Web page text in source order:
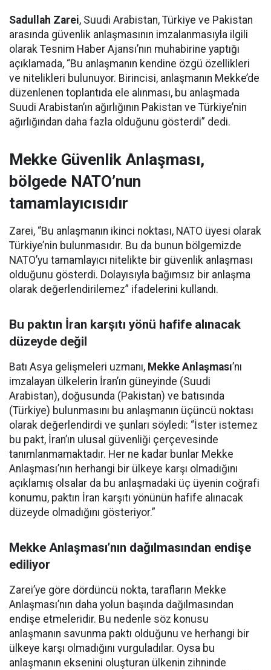
Sadullah Zarei, Suudi Arabistan, Türkiye ve Pakistan
arasında güvenlik anlaşmasının imzalanmasıyla ilgili
olarak Tesnim Haber Ajansı’nın muhabirine yaptığı
açıklamada, “Bu anlaşmanın kendine özgü özellikleri
ve nitelikleri bulunuyor. Birincisi, anlaşmanın Mekke’de
düzenlenen toplantıda ele alınması, bu anlaşmada
Suudi Arabistan’ın ağırlığının Pakistan ve Türkiye’nin
ağırlığından daha fazla olduğunu gösterdi” dedi.
Mekke Güvenlik Anlaşması,
bölgede NATO’nun
tamamlayıcısıdır
Zarei, “Bu anlaşmanın ikinci noktası, NATO üyesi olarak
Türkiye’nin bulunmasıdır. Bu da bunun bölgemizde
NATO’yu tamamlayıcı nitelikte bir güvenlik anlaşması
olduğunu gösterdi. Dolayısıyla bağımsız bir anlaşma
olarak değerlendirilemez” ifadelerini kullandı.
Bu paktın İran karşıtı yönü hafife alınacak
düzeyde değil
Batı Asya gelişmeleri uzmanı, Mekke Anlaşması’nı
imzalayan ülkelerin İran’ın güneyinde (Suudi
Arabistan), doğusunda (Pakistan) ve batısında
(Türkiye) bulunmasını bu anlaşmanın üçüncü noktası
olarak değerlendirdi ve şunları söyledi: “İster istemez
bu pakt, İran’ın ulusal güvenliği çerçevesinde
tanımlanmamaktadır. Her ne kadar bunlar Mekke
Anlaşması’nın herhangi bir ülkeye karşı olmadığını
açıklamış olsalar da bu anlaşmadaki üç üyenin coğrafi
konumu, paktın İran karşıtı yönünün hafife alınacak
düzeyde olmadığını gösteriyor.”
Mekke Anlaşması’nın dağılmasından endişe
ediliyor
Zarei’ye göre dördüncü nokta, tarafların Mekke
Anlaşması’nın daha yolun başında dağılmasından
endişe etmeleridir. Bu nedenle söz konusu
anlaşmanın savunma paktı olduğunu ve herhangi bir
ülkeye karşı olmadığını vurguladılar. Oysa bu
anlaşmanın eksenini oluşturan ülkenin zihninde